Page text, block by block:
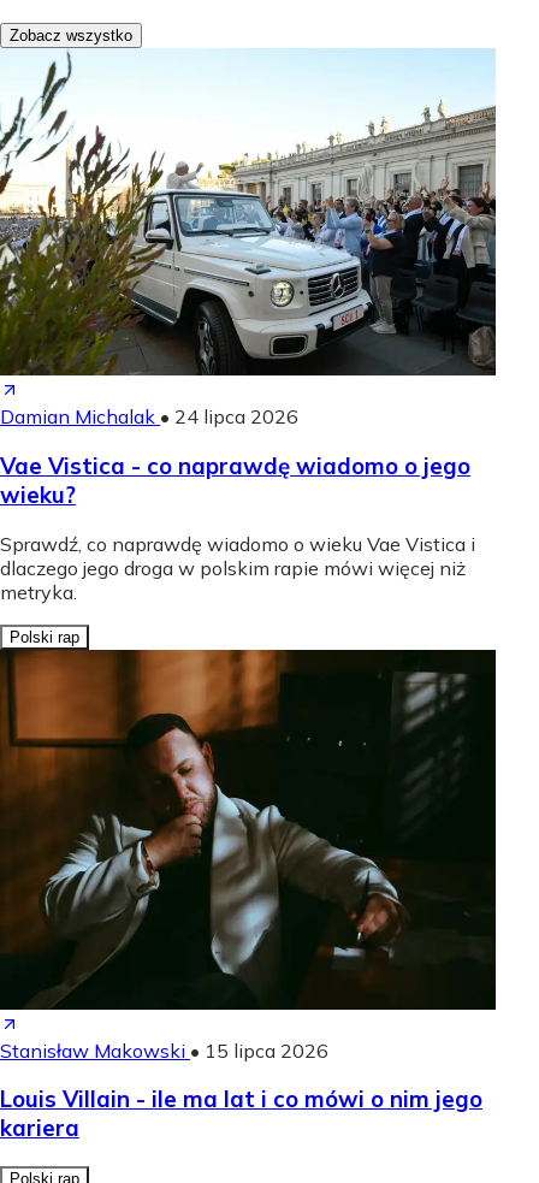
Zobacz wszystko
Damian Michalak • 24 lipca 2026
Vae Vistica - co naprawdę wiadomo o jego
wieku?
Sprawdź, co naprawdę wiadomo o wieku Vae Vistica i
dlaczego jego droga w polskim rapie mówi więcej niż
metryka.
Polski rap
Stanisław Makowski • 15 lipca 2026
Louis Villain - ile ma lat i co mówi o nim jego
kariera
Polski rap